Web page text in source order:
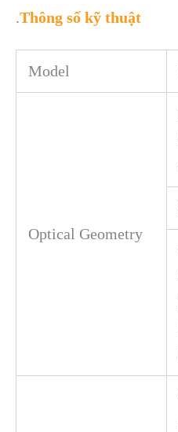
.Thông số kỹ thuật
Model
Optical Geometry